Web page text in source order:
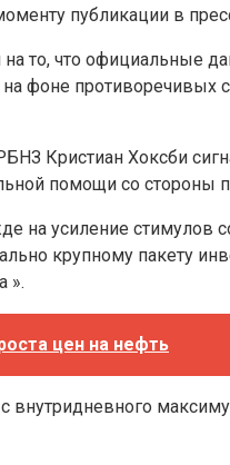
публикации в
то, что официальные
фоне противоречивых
Кристиан Хоксби
помощи со стороны
усиление стимулов
крупному пакету
».
цен на нефть